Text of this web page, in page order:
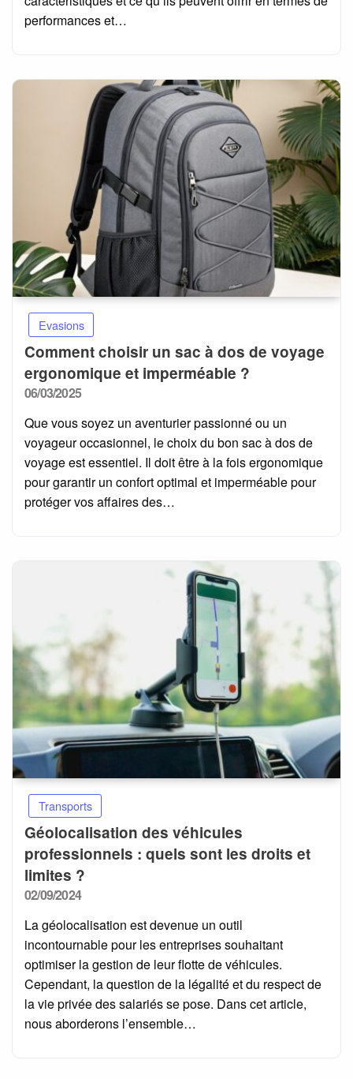
performances et…
Evasions
Comment choisir un sac à dos de voyage
ergonomique et imperméable ?
Posted
06/03/2025
Que vous soyez un aventurier passionné ou un
voyageur occasionnel, le choix du bon sac à dos de
voyage est essentiel. Il doit être à la fois ergonomique
pour garantir un confort optimal et imperméable pour
protéger vos affaires des…
Transports
Géolocalisation des véhicules
professionnels : quels sont les droits et
limites ?
Posted
02/09/2024
La géolocalisation est devenue un outil
incontournable pour les entreprises souhaitant
optimiser la gestion de leur flotte de véhicules.
Cependant, la question de la légalité et du respect de
la vie privée des salariés se pose. Dans cet article,
nous aborderons l’ensemble…